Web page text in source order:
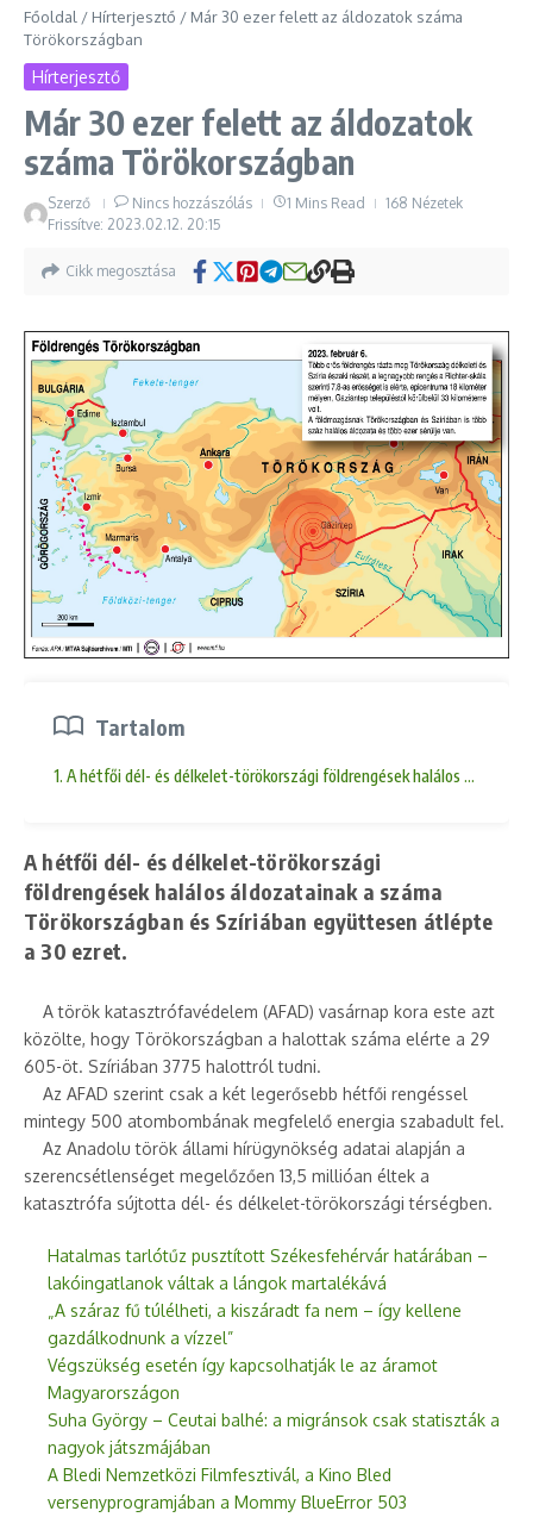
Főoldal / Hírterjesztő / Már 30 ezer felett az áldozatok száma
Törökországban
Hírterjesztő
Már 30 ezer felett az áldozatok
száma Törökországban
Szerző Nincs hozzászólás 1 Mins Read
168 Nézetek
Frissítve: 2023.02.12. 20:15
Cikk megosztása
Tartalom
1. A hétfői dél- és délkelet-törökországi földrengések halálos
A hétfői dél- és délkelet-törökországi
földrengések halálos áldozatainak a száma
Törökországban és Szíriában együttesen átlépte
a 30 ezret.
A török katasztrófavédelem (AFAD) vasárnap kora este azt
közölte, hogy Törökországban a halottak száma elérte a 29
605-öt. Szíriában 3775 halottról tudni.
Az AFAD szerint csak a két legerősebb hétfői rengéssel
mintegy 500 atombombának megfelelő energia szabadult fel.
Az Anadolu török állami hírügynökség adatai alapján a
szerencsétlenséget megelőzően 13,5 millióan éltek a
katasztrófa sújtotta dél- és délkelet-törökországi térségben.
Hatalmas tarlótűz pusztított Székesfehérvár határában –
lakóingatlanok váltak a lángok martalékává
„A száraz fű túlélheti, a kiszáradt fa nem – így kellene
gazdálkodnunk a vízzel”
Végszükség esetén így kapcsolhatják le az áramot
Magyarországon
Suha György – Ceutai balhé: a migránsok csak statiszták a
nagyok játszmájában
A Bledi Nemzetközi Filmfesztivál, a Kino Bled
versenyprogramjában a Mommy BlueError 503